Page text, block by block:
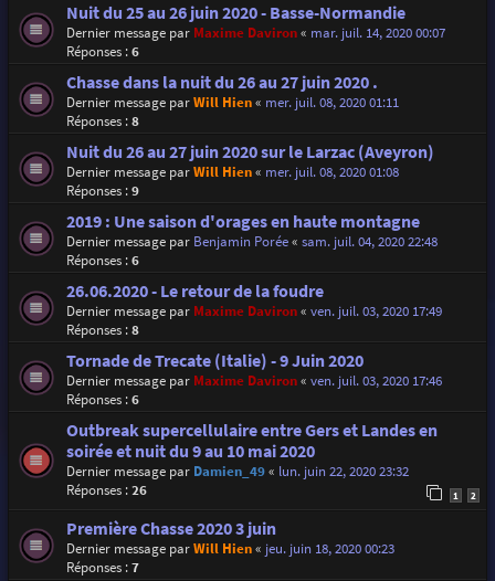
Nuit du 25 au 26 juin 2020 - Basse-Normandie
Dernier message par Maxime Daviron« mar. juil. 14, 2020 00:07
Réponses :6
Chasse dans la nuit du 26 au 27 juin 2020 .
Dernier message parWill Hien« mer. juil. 08, 2020 01:11
Réponses :8
Nuit du 26 au 27 juin 2020 sur le Larzac (Aveyron)
Dernier message parWill Hien« mer. juil. 08, 2020 01:08
Réponses :9
2019 : Une saison d'orages en haute montagne
Dernier message par Benjamin Porée« sam. juil. 04, 2020 22:48
Réponses :6
26.06.2020 - Le retour de la foudre
Dernier message par Maxime Daviron« ven. juil. 03, 2020 17:49
Réponses :8
Tornade de Trecate (Italie) - 9 Juin 2020
Dernier message par Maxime Daviron« ven. juil. 03, 2020 17:46
Réponses :6
Outbreak supercellulaire entre Gers et Landes en
soirée et nuit du 9 au 10 mai 2020
Dernier message par Damien_49« lun. juin 22, 2020 23:32
Réponses :26 1 2
Première Chasse 2020 3 juin
Dernier message parWill Hien« jeu. juin 18, 2020 00:23
Réponses :7